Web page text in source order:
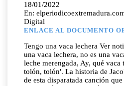
18/01/2022
En:
Digital
ENLACE AL DOCUMENTO
Tengo una vaca lechera Ver
una vaca lechera, no es una
leche merengada, Ay, qué
tolón, tolón'. La historia de
de esta disparatada canción